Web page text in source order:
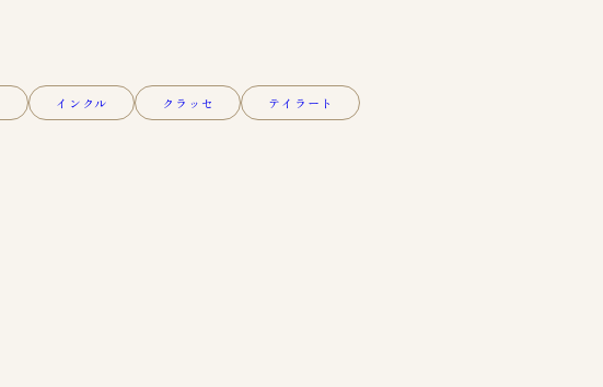
インクル クラッセ テイラート